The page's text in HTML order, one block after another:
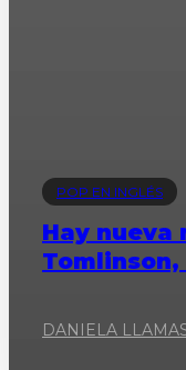
POP EN INGLÉS
Hay nueva
Tomlinson,
DANIELA